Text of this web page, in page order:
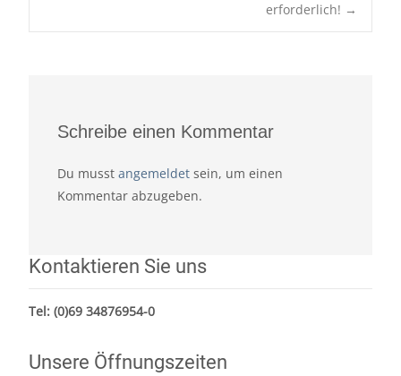
erforderlich! →
Schreibe einen Kommentar
Du musst angemeldet sein, um einen
Kommentar abzugeben.
Kontaktieren Sie uns
Tel: (0)69 34876954-0
Unsere Öffnungszeiten